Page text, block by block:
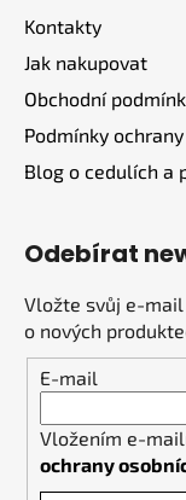
Kontakty
Jak nakupovat
Obchodní
Podmínky
Blog o cedulích a
Odebírat
Vložte svůj e-
o nových
E-mail
Vložením e-
ochrany